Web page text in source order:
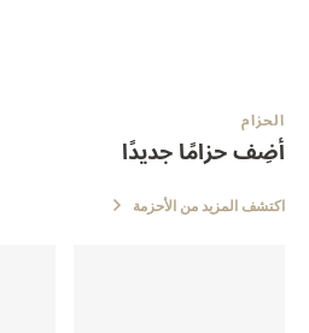
الحزام
أضِف حزامًا جديدًا
اكتشف المزيد من الأحزمة